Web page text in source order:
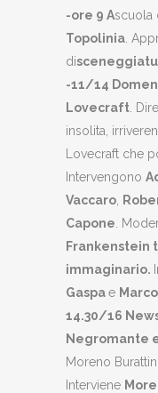
-ore 9 Ascuola
Topolinia .
di
-11/14
Lovecraft .
insolita,
Lovecraft che
Intervengono
Vaccaro
Capone .
Frankenstein
immaginario.
Gaspae
14.30/16
Negromante
Moreno
Interviene